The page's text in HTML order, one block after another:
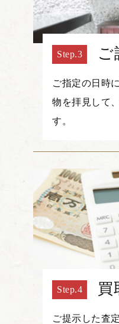
ご
ご指定の日時
物を拝見して
す。
買
ご提示した査